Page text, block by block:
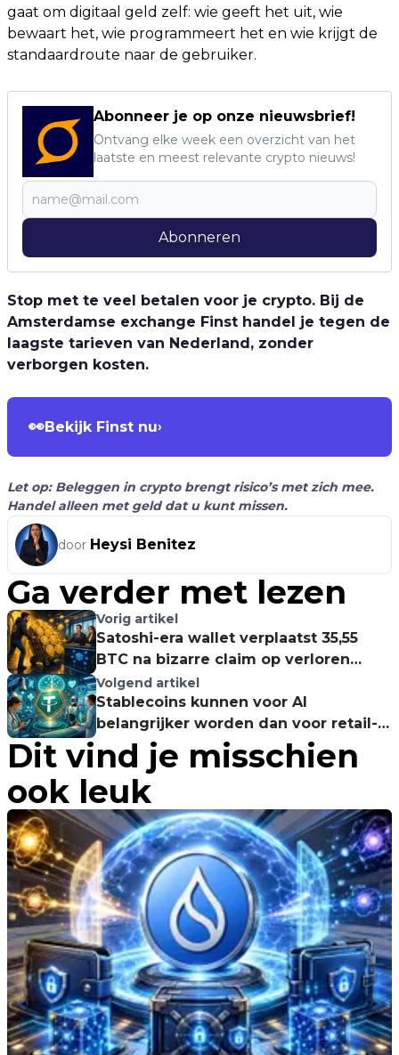
gaat om digitaal geld zelf: wie geeft het uit, wie
bewaart het, wie programmeert het en wie krijgt de
standaardroute naar de gebruiker.
Abonneer je op onze nieuwsbrief!
Ontvang elke week een overzicht van het
laatste en meest relevante crypto nieuws!
Abonneren
Stop met te veel betalen voor je crypto. Bij de
Amsterdamse exchange Finst handel je tegen de
laagste tarieven van Nederland, zonder
verborgen kosten.
👀Bekijk Finst nu›
Let op: Beleggen in crypto brengt risico’s met zich mee.
Handel alleen met geld dat u kunt missen.
door Heysi Benitez
Ga verder met lezen
Vorig artikel
Satoshi-era wallet verplaatst 35,55
BTC na bizarre claim op verloren
munten
Volgend artikel
Stablecoins kunnen voor AI
belangrijker worden dan voor retail-
crypto
Dit vind je misschien
ook leuk